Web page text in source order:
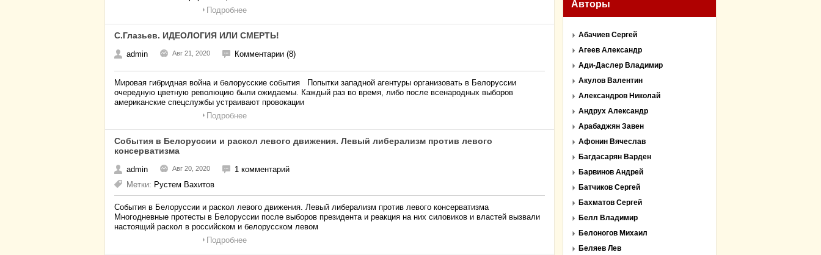
Подробнее
С.Глазьев. ИДЕОЛОГИЯ ИЛИ СМЕРТЬ!
admin Авг 21, 2020 Комментарии (8)
Мировая гибридная война и белорусские события Попытки западной агентуры организовать в Белоруссии
очередную цветную революцию были ожидаемы. Каждый раз во время, либо после всенародных выборов
американские спецслужбы устраивают провокации
Подробнее
События в Белоруссии и раскол левого движения. Левый либерализм против левого
консерватизма
admin Авг 20, 2020
1 комментарий
Метки: Рустем Вахитов
События в Белоруссии и раскол левого движения. Левый либерализм против левого консерватизма
Многодневные протесты в Белоруссии после выборов президента и реакция на них силовиков и властей вызвали
настоящий раскол в российском и белорусском левом
Подробнее
Авторы
Абачиев Сергей
Агеев Александр
Ади-Даслер Владимир
Акулов Валентин
Александров Николай
Андрух Александр
Арабаджян Завен
Афонин Вячеслав
Багдасарян Варден
Барвинов Андрей
Батчиков Сергей
Бахматов Сергей
Белл Владимир
Белоногов Михаил
Беляев Лев